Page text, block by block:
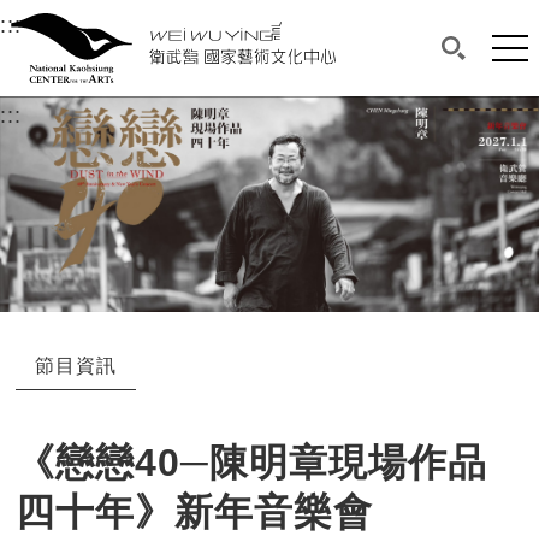
衛武營國家藝術文化中心
中央內容區塊，為本頁主要內容區。
:::選單連結區塊，此區塊列有本網站主要連結。
衛武營國家藝術文化中心
搜尋(開
網
:::中央內容區塊，為本頁主要內容區。
節目資訊
《戀戀40─陳明章現場作品
四十年》新年音樂會